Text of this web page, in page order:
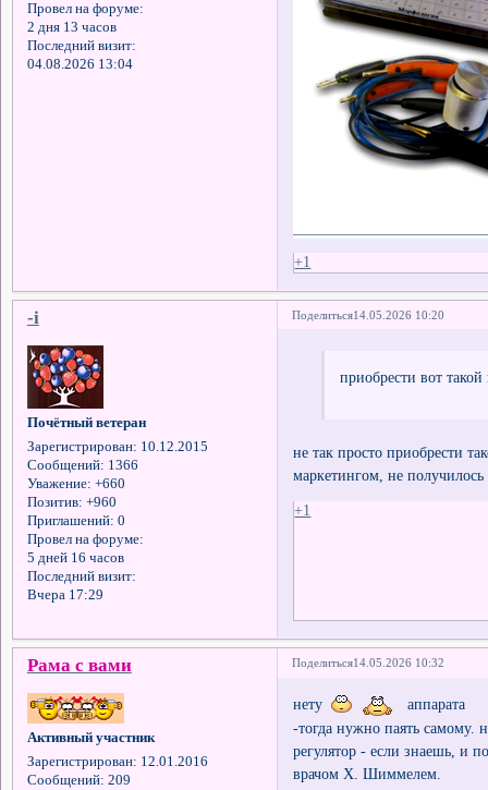
Провел на форуме:
2 дня 13 часов
Последний визит:
04.08.2026 13:04
+1
Поделиться14.05.2026 10:20
-i
Почётный ветеран
Зарегистрирован: 10.12.2015
Сообщений: 1366
Уважение: +660
Позитив: +960
Приглашений: 0
Провел на форуме:
5 дней 16 часов
Последний визит:
Вчера 17:29
приобрести вот
не так просто приобрести
маркетингом, не
+1
Поделиться14.05.2026 10:32
Рама с вами
Активный участник
Зарегистрирован: 12.01.2016
Сообщений: 209
нету
аппарата
-тогда нужно паять самому.
регулятор - если знаешь, и
врачом Х. Шиммелем.